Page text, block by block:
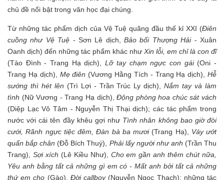
chủ đề nổi bật trong văn học đại chúng.
Từ những tác phẩm dịch của Vệ Tuệ quãng đầu thế kỉ XXI (Điên
cuồng như Vệ Tuệ - Sơn Lê dịch,Bảo bối Thượng Hải- Xuân
Oanh dịch) đến những tác phẩm khác như Xin lỗi, em chỉ là con đĩ
(Tào Đình - Trang Hạ dịch),Lỡ tay chạm ngực con gái(Oni -
Trang Hạ dịch), Mẹ điên (Vương Hằng Tích - Trang Hạ dịch),Hễ
sướng thì hét lên (Trì Lợi - Trần Trúc Ly dịch),Nắm tay và làm
tình (Nữ Vương - Trang Hạ dịch),Động phòng hoa chúc sát vách
(Diệp Lạc Vô Tâm - Nguyễn Thị Thại dịch); các tác phẩm trong
nước với cái tên đầy khêu gợi như Tình nhân không bao giờ đòi
cưới, Rãnh ngực tiệc đêm, Đàn bà ba mươi (Trang Hạ), Váy ướt
quấn bắp chân (Đỗ Bích Thuý), Phải lấy người như anh (Trần Thu
Trang), Sợi xích (Lê Kiều Như), Cho em gần anh thêm chút nữa,
Yêu anh bằng tất cả những gì em có - Mất anh bởi tất cả những
thứ em cho (Gào), Đời callboy (Nguyễn Ngọc Thạch); những tác